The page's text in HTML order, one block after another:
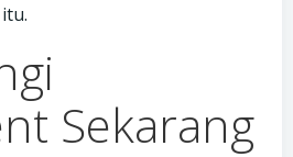
Sekarang